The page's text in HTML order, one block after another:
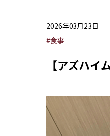
2026年03月23日
#食事
【アズハ